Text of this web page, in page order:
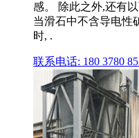
感。 除此之外,还有
当滑石中不含导电性
时, .
联系电话: 180 3780